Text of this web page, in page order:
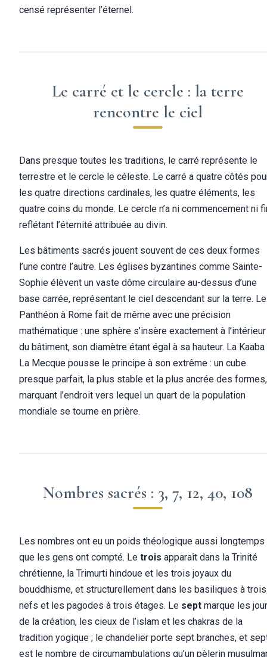
censé représenter l’éternel.
Le carré et le cercle : la terre
rencontre le ciel
Dans presque toutes les traditions, le carré représente le
terrestre et le cercle le céleste. Le carré a quatre côtés
les quatre directions cardinales, les quatre éléments, les
quatre coins du monde. Le cercle n’a ni commencement ni
reflétant l’éternité attribuée au divin.
Les bâtiments sacrés jouent souvent de ces deux formes
l’une contre l’autre. Les églises byzantines comme Sainte-
Sophie élèvent un vaste dôme circulaire au-dessus d’une
base carrée, représentant le ciel descendant sur la terre. Le
Panthéon à Rome fait de même avec une précision
mathématique : une sphère s’insère exactement à l’intérieur
du bâtiment, son diamètre étant égal à sa hauteur. La Kaaba
La Mecque pousse le principe à son extrême : un cube
presque parfait, la plus stable et la plus ancrée des formes,
marquant l’endroit vers lequel un quart de la population
mondiale se tourne en prière.
Nombres sacrés : 3, 7, 12, 40, 108
Les nombres ont eu un poids théologique aussi longtemps
que les gens ont compté. Le trois apparaît dans la Trinité
chrétienne, la Trimurti hindoue et les trois joyaux du
bouddhisme, et structurellement dans les basiliques à trois
nefs et les pagodes à trois étages. Le sept marque les
de la création, les cieux de l’islam et les chakras de la
tradition yogique ; le chandelier porte sept branches, et
est le nombre de circumambulations qu’un pèlerin